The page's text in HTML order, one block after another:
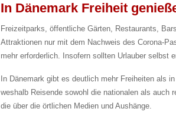
In Dänemark Freiheit
Freizeitparks, öffentliche Gärten, Restaurants,
Attraktionen nur mit dem Nachweis des Corona-
mehr erforderlich. Insofern sollten Urlauber selbst
In Dänemark gibt es deutlich mehr Freiheiten als
weshalb Reisende sowohl die nationalen als auch
die über die örtlichen Medien und Aushänge.